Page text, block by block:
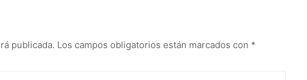
publicada. Los campos obligatorios están marcados con *